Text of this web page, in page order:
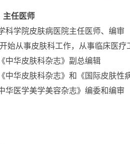
主任医师
科学院皮肤病医院主任医师、编审
始从事皮肤科工作，从事临床医疗
中华皮肤科杂志》副总编辑
中华皮肤科杂志》和《国际皮肤性
华医学美学美容杂志》编委和编审